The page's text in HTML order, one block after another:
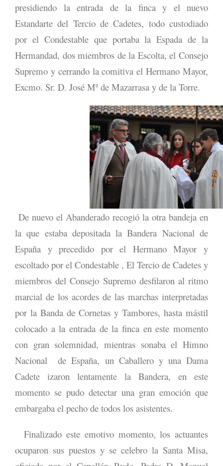
presidiendo la entrada de la finca y el nuevo
Estandarte del Tercio de Cadetes, todo custodiado
por el Condestable que portaba la Espada de la
Hermandad, dos miembros de la Escolta, el Consejo
Supremo y cerrando la comitiva el Hermano Mayor,
Excmo. Sr. D. José Mª de Mazarrasa y de la Torre.
De nuevo el Abanderado recogió la otra bandeja en
la que estaba depositada la Bandera Nacional de
España y precedido por el Hermano Mayor y
escoltado por el Condestable , El Tercio de Cadetes y
miembros del Consejo Supremo desfilaron al ritmo
marcial de los acordes de las marchas interpretadas
por la Banda de Cornetas y Tambores, hasta mástil
colocado a la entrada de la finca en este momento
con gran solemnidad, mientras sonaba el Himno
Nacional de España, un Caballero y una Dama
Cadete izaron lentamente la Bandera, en este
momento se pudo detectar una gran emoción que
embargaba el pecho de todos los asistentes.
Finalizado este emotivo momento, los actuantes
ocuparon sus puestos y se celebro la Santa Misa,